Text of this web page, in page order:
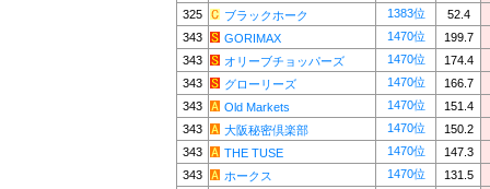
325
ブラックホーク 1383位
52.4
343
GORIMAX 1470位
199.7
343
オリーブチョッパーズ 1470位
174.4
343
グローリーズ 1470位
166.7
343
Old Markets 1470位
151.4
343
大阪秘密倶楽部 1470位
150.2
343
THE TUSE 1470位
147.3
343
ホークス 1470位
131.5